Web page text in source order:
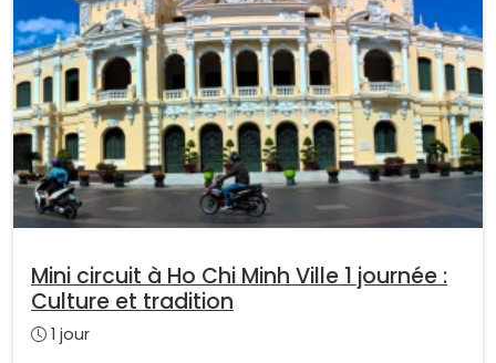
Mini circuit à Ho Chi Minh Ville 1 journée :
Culture et tradition
1 jour